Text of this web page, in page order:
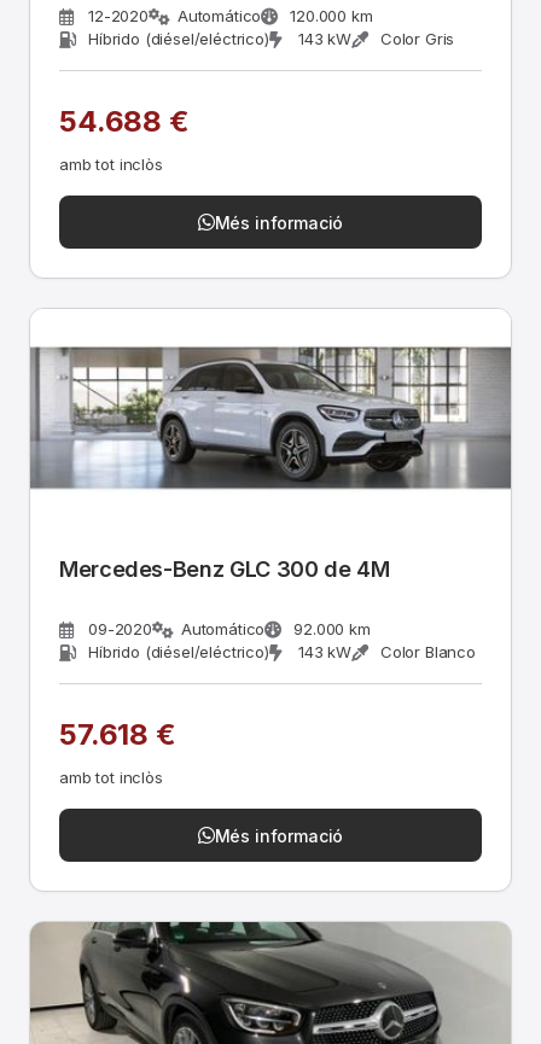
12-2020 Automático
120.000 km
Híbrido (diésel/eléctrico)
143 kW Color Gris
54.688 €
amb tot inclòs
Més informació
Mercedes-Benz GLC 300 de 4M
09-2020 Automático
92.000 km
Híbrido (diésel/eléctrico)
143 kW Color Blanco
57.618 €
amb tot inclòs
Més informació